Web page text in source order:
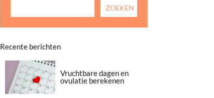
Recente berichten
Vruchtbare dagen en
ovulatie berekenen